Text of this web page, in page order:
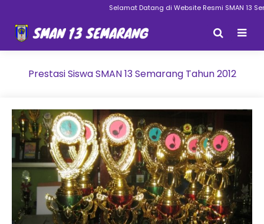
Selamat Datang di Website Resmi SMAN 13
Prestasi Siswa SMAN 13 Semarang Tahun 2012